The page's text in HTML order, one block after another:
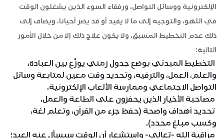
الإلكترونية ووسائل التواصل، ورفقاء السوء الذين يشغلون الوقت
في اللهو، والتوجيه إلى ما لا يفيد أو قد يضر أحيانا، ويضاف إلى
ذلك عدم التخطيط المسبق، ولا يكون علاج ذلك إلا من خلال الأمور
التالية:
التخطيط المبدئي بوضع جدول زمني يوزَّع بين العبادة،
والعلم، العمل، والترفيه، وتحديد وقت معين لمتابعة وسائل
التواصل الاجتماعي وممارسة الألعاب الإلكترونية.
مصاحبة الأخيار الذين يحفزون على الطاعة والعمل.
تحديد أهداف واضحة (حفظ جزء من القرآن، وتعلم لغة،
وكسب مبلغ محدد).
مراقبة الله -تعالى- واستشعار أن الوقت سيسأل عنه العبد؛